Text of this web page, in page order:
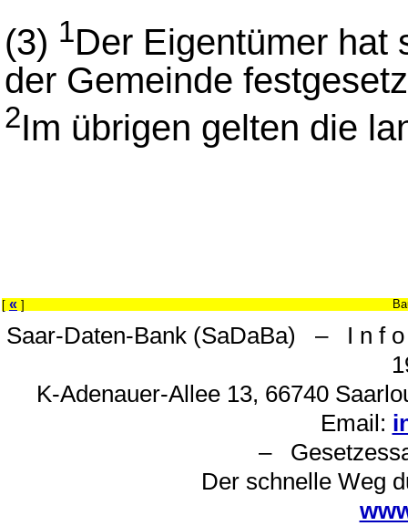
(3) 1Der Eigentümer hat
der Gemeinde
2Im übrigen gelten die
[ « ]
Saar-Daten-Bank (SaDaBa) – I n f
K-Adenauer-Allee 13, 66740
Email:
–
Der schnelle Weg